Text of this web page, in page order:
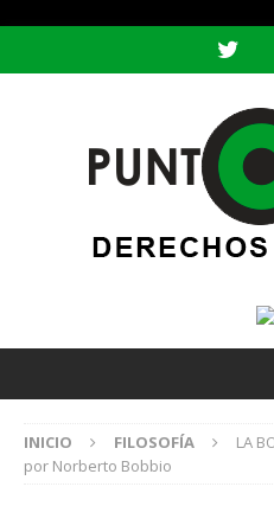
INICIO FILOSOFÍA
LA
por Norberto Bobbio